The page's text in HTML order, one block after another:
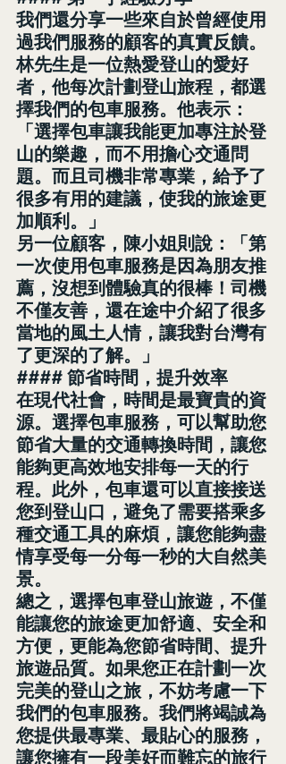
我們還分享一些來自於曾經使用
過我們服務的顧客的真實反饋。
林先生是一位熱愛登山的愛好
者，他每次計劃登山旅程，都選
擇我們的包車服務。他表示：
「選擇包車讓我能更加專注於登
山的樂趣，而不用擔心交通問
題。而且司機非常專業，給予了
很多有用的建議，使我的旅途更
加順利。」
另一位顧客，陳小姐則說：「第
一次使用包車服務是因為朋友推
薦，沒想到體驗真的很棒！司機
不僅友善，還在途中介紹了很多
當地的風土人情，讓我對台灣有
了更深的了解。」
#### 節省時間，提升效率
在現代社會，時間是最寶貴的資
源。選擇包車服務，可以幫助您
節省大量的交通轉換時間，讓您
能夠更高效地安排每一天的行
程。此外，包車還可以直接接送
您到登山口，避免了需要搭乘多
種交通工具的麻煩，讓您能夠盡
情享受每一分每一秒的大自然美
景。
總之，選擇包車登山旅遊，不僅
能讓您的旅途更加舒適、安全和
方便，更能為您節省時間、提升
旅遊品質。如果您正在計劃一次
完美的登山之旅，不妨考慮一下
我們的包車服務。我們將竭誠為
您提供最專業、最貼心的服務，
讓您擁有一段美好而難忘的旅行